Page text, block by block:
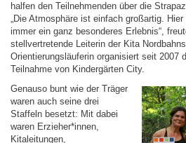
halfen den Teilnehmenden über die
„Die Atmosphäre ist einfach großartig.
immer ein ganz besonderes Erlebnis“,
stellvertretende Leiterin der Kita
Orientierungsläuferin organisiert seit 2007
Teilnahme von Kindergärten City.
Genauso bunt wie der Träger
waren auch seine drei
Staffeln besetzt: Mit dabei
waren Erzieher*innen,
Kitaleitungen,